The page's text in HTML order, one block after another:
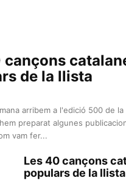
cançons
de la llista
arribem a l'edició 500 de
preparat algunes
vam fer...
Les 40 cançons
populars de la llista